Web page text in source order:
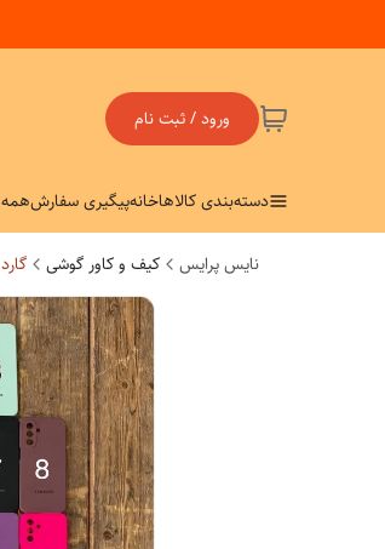
ورود / ثبت نام
دسته‌بندی کالاهاخانهپیگیری سفارش
نایس پرایس کیف و کاور گوشی